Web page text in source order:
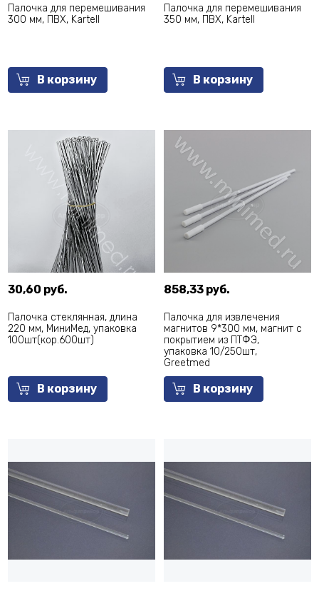
Палочка для перемешивания
300 мм, ПВХ, Kartell
В корзину
Палочка для перемешивания
350 мм, ПВХ, Kartell
В корзину
30,60 руб.
Палочка стеклянная, длина
220 мм, МиниМед, упаковка
100шт(кор.600шт)
В корзину
858,33 руб.
Палочка для извлечения
магнитов 9*300 мм, магнит с
покрытием из ПTФЭ,
упаковка 10/250шт,
Greetmed
В корзину